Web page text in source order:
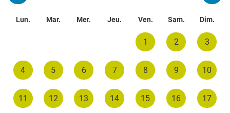
Lun. Mar. Mer. Jeu. Ven. Sam. Dim.
1 2 3
4 5 6 7 8 9 10
11 12 13 14 15 16 17